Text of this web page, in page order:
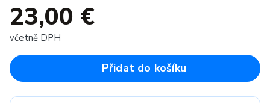
23,00 €
včetně DPH
Přidat do košíku